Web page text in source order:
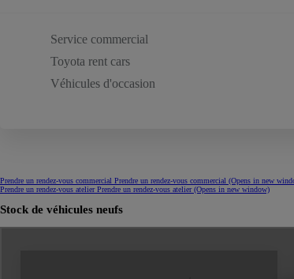
Service commercial
Toyota rent cars
Véhicules d'occasion
Prendre un rendez-vous commercial Prendre un rendez-vous commercial (Opens in new
Prendre un rendez-vous atelierPrendre un rendez-vous atelier(Opens in new window)
Stock de véhicules neufs